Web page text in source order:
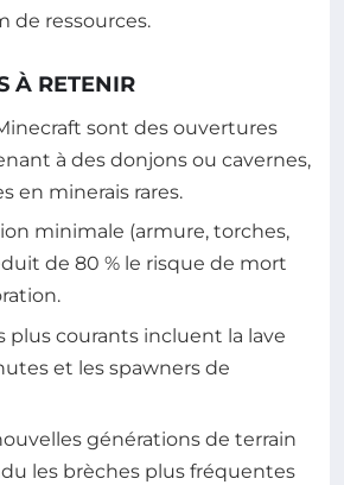
de ressources.
À RETENIR
sont des ouvertures
à des donjons ou cavernes,
en minerais rares.
minimale (armure, torches,
de 80 % le risque de mort
plus courants incluent la lave
et les spawners de
générations de terrain
les brèches plus fréquentes